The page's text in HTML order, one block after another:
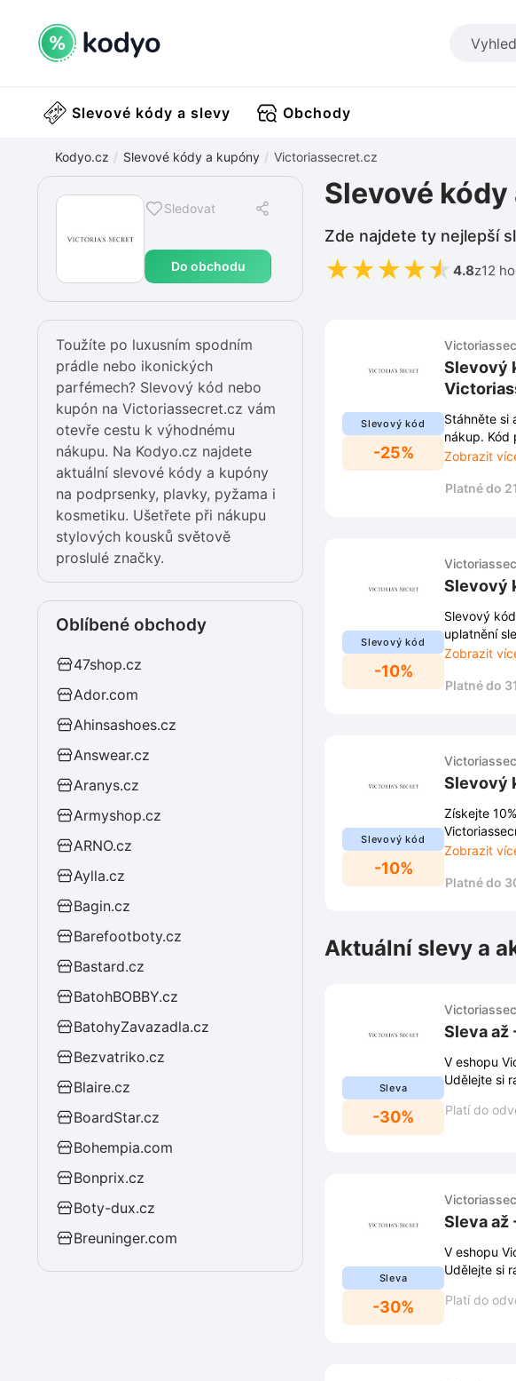
Slevové kódy a slevy Obchody
Kodyo.cz Slevové kódy a kupóny Victoriassecret.cz
Sledovat
Do obchodu
Slevové
Zde najdete ty nejlepší
★★★★★ 4.8z12
Toužíte po luxusním spodním
prádle nebo ikonických
parfémech? Slevový kód nebo
kupón na Victoriassecret.cz vám
otevře cestu k výhodnému
nákupu. Na Kodyo.cz najdete
aktuální slevové kódy a kupóny
na podprsenky, plavky, pyžama i
kosmetiku. Ušetřete při nákupu
stylových kousků světově
proslulé značky.
Oblíbené obchody
47shop.cz
Ador.com
Ahinsashoes.cz
Answear.cz
Aranys.cz
Armyshop.cz
ARNO.cz
Aylla.cz
Bagin.cz
Barefootboty.cz
Bastard.cz
BatohBOBBY.cz
BatohyZavazadla.cz
Bezvatriko.cz
Blaire.cz
BoardStar.cz
Bohempia.com
Bonprix.cz
Boty-dux.cz
Breuninger.com
Slevový kód
-25%
Slevový
Stáhněte si
nákup. Kód
Zobrazit
Platné do
Slevový kód
-10%
Slevový
Slevový
uplatnění
Zobrazit
Platné do
Slevový kód
-10%
Slevový
Získejte
luxus.
Zobrazit
Platné do
Aktuální slevy a
Sleva
-30%
Sleva až
V eshopu
Udělejte si
Platí do
Sleva
-30%
Sleva až
V eshopu
Udělejte si
Platí do